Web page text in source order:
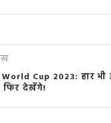
Cup 2023: हार भी
फिर देखेंगे!